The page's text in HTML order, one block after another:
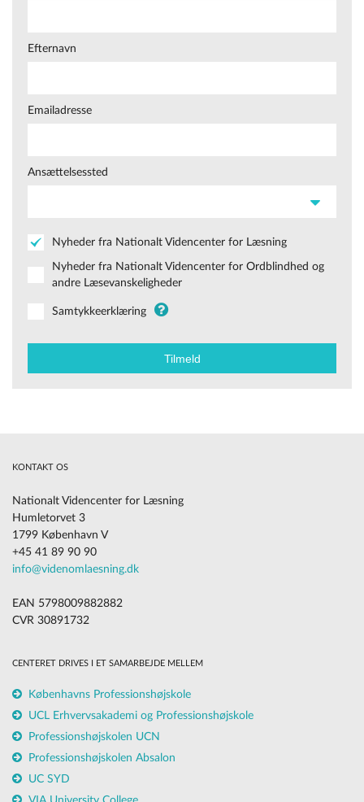
Efternavn
Emailadresse
Ansættelsessted
Nyheder fra Nationalt Videncenter for Læsning
Nyheder fra Nationalt Videncenter for Ordblindhed og
andre Læsevanskeligheder
Samtykkeerklæring
KONTAKT OS
Nationalt Videncenter for Læsning
Humletorvet 3
1799 København V
+45 41 89 90 90
info@videnomlaesning.dk
EAN 5798009882882
CVR 30891732
CENTERET DRIVES I ET SAMARBEJDE MELLEM
Københavns Professionshøjskole
UCL Erhvervsakademi og Professionshøjskole
Professionshøjskolen UCN
Professionshøjskolen Absalon
UC SYD